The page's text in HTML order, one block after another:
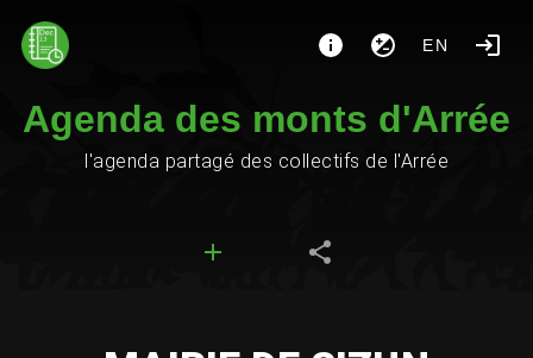
EN
Agenda des monts d'Arrée
l'agenda partagé des collectifs de l'Arrée